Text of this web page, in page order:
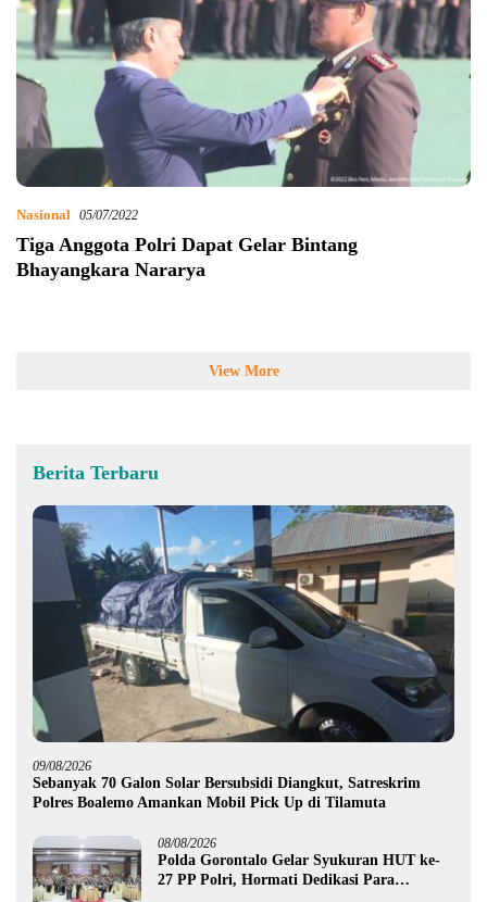
Nasional 05/07/2022
Tiga Anggota Polri Dapat Gelar Bintang
Bhayangkara Nararya
View More
Berita Terbaru
09/08/2026
Sebanyak 70 Galon Solar Bersubsidi Diangkut, Satreskrim
Polres Boalemo Amankan Mobil Pick Up di Tilamuta
08/08/2026
Polda Gorontalo Gelar Syukuran HUT ke-
27 PP Polri, Hormati Dedikasi Para